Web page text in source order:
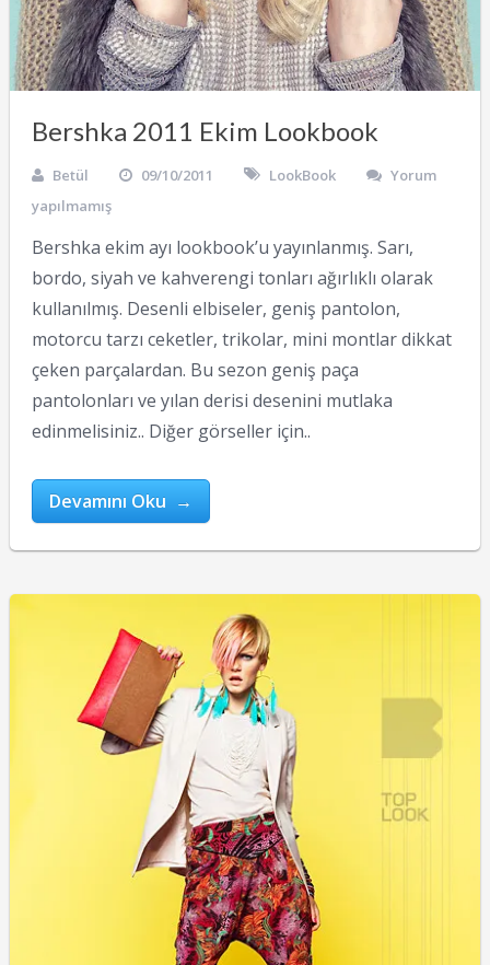
Bershka 2011 Ekim Lookbook
Betül 09/10/2011 LookBook
Yorum
yapılmamış
Bershka ekim ayı lookbook’u yayınlanmış. Sarı,
bordo, siyah ve kahverengi tonları ağırlıklı olarak
kullanılmış. Desenli elbiseler, geniş pantolon,
motorcu tarzı ceketler, trikolar, mini montlar dikkat
çeken parçalardan. Bu sezon geniş paça
pantolonları ve yılan derisi desenini mutlaka
edinmelisiniz.. Diğer görseller için..
Devamını Oku →